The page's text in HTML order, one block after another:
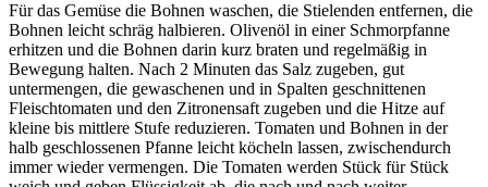
Für das Gemüse die Bohnen waschen, die Stielenden entfernen, die
Bohnen leicht schräg halbieren. Olivenöl in einer Schmorpfanne
erhitzen und die Bohnen darin kurz braten und regelmäßig in
Bewegung halten. Nach 2 Minuten das Salz zugeben, gut
untermengen, die gewaschenen und in Spalten geschnittenen
Fleischtomaten und den Zitronensaft zugeben und die Hitze auf
kleine bis mittlere Stufe reduzieren. Tomaten und Bohnen in der
halb geschlossenen Pfanne leicht köcheln lassen, zwischendurch
immer wieder vermengen. Die Tomaten werden Stück für Stück